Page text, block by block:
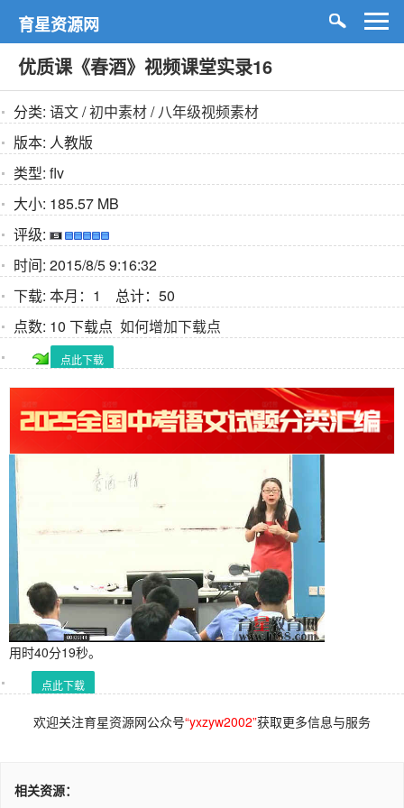
育星资源网
优质课《春酒》视频课堂实录16
分类: 语文/初中素材/八年级视频素材
版本: 人教版
类型: flv
大小: 185.57 MB
评级:
时间: 2015/8/5 9:16:32
下载: 本月：1 总计：50
点数: 10 下载点 如何增加下载点
点此下载
用时40分19秒。
点此下载
欢迎关注育星资源网公众号“yxzyw2002”获取更多信息与服务
相关资源：